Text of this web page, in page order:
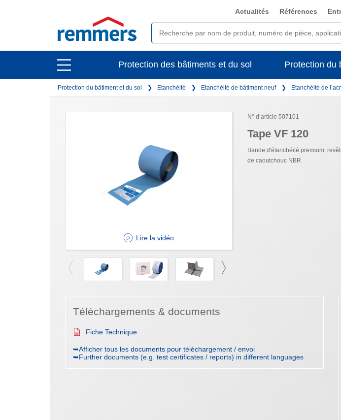
open
main
navigation
Actualités Références
open
main
Protection des bâtiments et du sol Protection du
Protection du bâtiment et du sol Etanchéité Etanchéité de bâtiment neuf Etanchéité de
Lire la vidéo
N° d’article 507101
Tape VF 120
Bande d'étanchéité premium,
de caoutchouc NBR
Téléchargements & documents
Fiche Technique
➥Afficher tous les documents pour téléchargement / envoi
➥Further documents (e.g. test certificates / reports) in different languages